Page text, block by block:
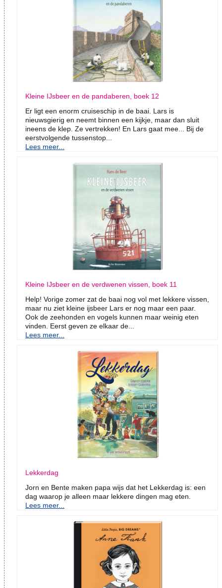
Kleine IJsbeer en de pandaberen, boek 12
Er ligt een enorm cruiseschip in de baai. Lars is
nieuwsgierig en neemt binnen een kijkje, maar dan sluit
ineens de klep. Ze vertrekken! En Lars gaat mee... Bij de
eerstvolgende tussenstop...
Lees meer...
Kleine IJsbeer en de verdwenen vissen, boek 11
Help! Vorige zomer zat de baai nog vol met lekkere vissen,
maar nu ziet kleine ijsbeer Lars er nog maar een paar.
Ook de zeehonden en vogels kunnen maar weinig eten
vinden. Eerst geven ze elkaar de...
Lees meer...
Lekkerdag
Jorn en Bente maken papa wijs dat het Lekkerdag is: een
dag waarop je alleen maar lekkere dingen mag eten.
Lees meer...